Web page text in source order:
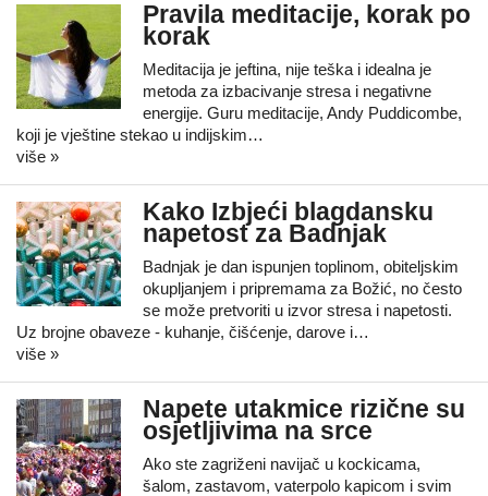
Pravila meditacije, korak po
korak
Meditacija je jeftina, nije teška i idealna je
metoda za izbacivanje stresa i negativne
energije. Guru meditacije, Andy Puddicombe,
koji je vještine stekao u indijskim…
više »
Kako Izbjeći blagdansku
napetost za Badnjak
Badnjak je dan ispunjen toplinom, obiteljskim
okupljanjem i pripremama za Božić, no često
se može pretvoriti u izvor stresa i napetosti.
Uz brojne obaveze - kuhanje, čišćenje, darove i…
više »
Napete utakmice rizične su
osjetljivima na srce
Ako ste zagriženi navijač u kockicama,
šalom, zastavom, vaterpolo kapicom i svim